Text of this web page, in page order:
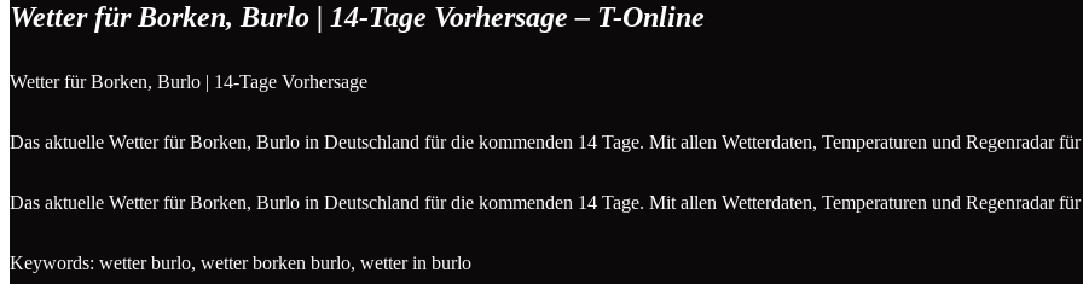
Wetter für Borken, Burlo | 14-Tage Vorhersage – T-Online
Wetter für Borken, Burlo | 14-Tage Vorhersage
Das aktuelle Wetter für Borken, Burlo in Deutschland für die kommenden 14 Tage. Mit allen Wetterdaten, Temperaturen und Regenradar
Das aktuelle Wetter für Borken, Burlo in Deutschland für die kommenden 14 Tage. Mit allen Wetterdaten, Temperaturen und Regenradar
Keywords: wetter burlo, wetter borken burlo, wetter in burlo